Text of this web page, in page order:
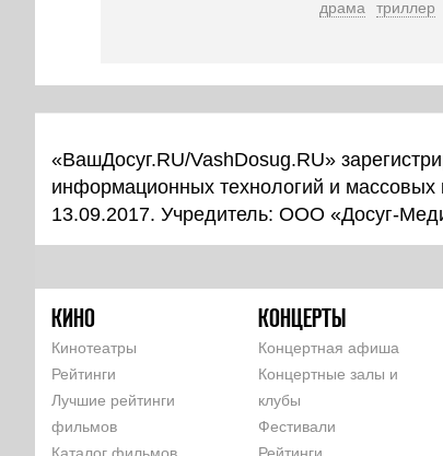
драма
триллер
«ВашДосуг.RU/VashDosug.RU»
информационных технологий и
13.09.2017. Учредитель: ООО «Досуг-
КИНО
Кинотеатры
Рейтинги
Лучшие рейтинги
фильмов
КОНЦЕРТЫ
Концертная афиша
Концертные залы и
клубы
Фестивали